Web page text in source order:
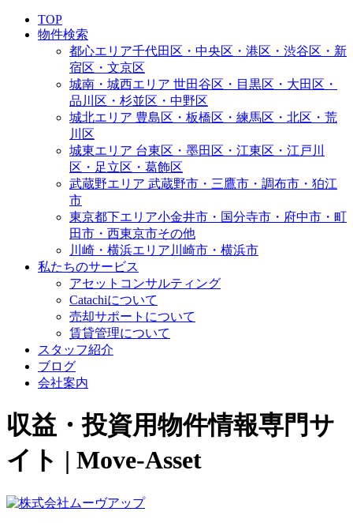
TOP
物件検索
都心エリア千代田区・中央区・港区・渋谷区・新
宿区・文京区
城南・城西エリア 世田谷区・目黒区・大田区・
品川区・杉並区・中野区
城北エリア 豊島区・板橋区・練馬区・北区・荒
川区
城東エリア 台東区・墨田区・江東区・江戸川
区・足立区・葛飾区
武蔵野エリア 武蔵野市・三鷹市・調布市・狛江
市
東京都下エリア小金井市・国分寺市・府中市・町
田市・西東京市その他
川崎・横浜エリア 川崎市・横浜市
私たちのサービス
アセットコンサルティング
Catachiについて
売却サポートについて
賃貸管理について
スタッフ紹介
ブログ
会社案内
収益・投資用物件情報専門サ
イト | Move-Asset